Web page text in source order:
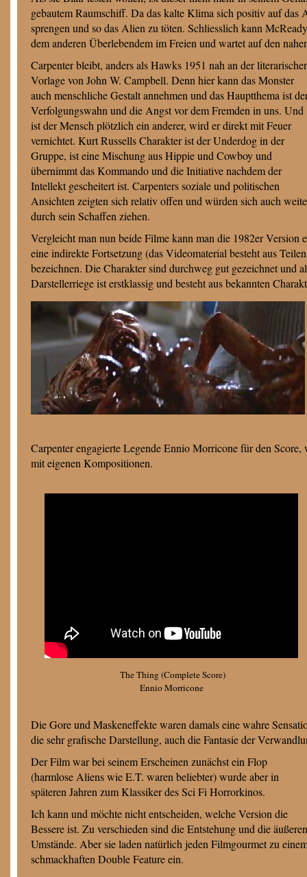
gebautem Raumschiff. Da das kalte Klima sich positiv auf das
sprengen und so das Alien zu töten. Schliesslich kann
dem anderen Überlebendem im Freien und wartet auf den
Carpenter bleibt, anders als Hawks 1951 nah an der
Vorlage von John W. Campbell. Denn hier kann das Monster
auch menschliche Gestalt annehmen und das Hauptthema ist
Verfolgungswahn und die Angst vor dem Fremden in uns. Und
ist der Mensch plötzlich ein anderer, wird er direkt mit Feuer
vernichtet. Kurt Russells Charakter ist der Underdog in der
Gruppe, ist eine Mischung aus Hippie und Cowboy und
übernimmt das Kommando und die Initiative nachdem der
Intellekt gescheitert ist. Carpenters soziale und politischen
Ansichten zeigten sich relativ offen und würden sich auch
durch sein Schaffen ziehen.
Vergleicht man nun beide Filme kann man die 1982er Version
eine indirekte Fortsetzung (das Videomaterial besteht aus
bezeichnen. Die Charakter sind durchweg gut gezeichnet und
Darstellerriege ist erstklassig und besteht aus bekannten
Carpenter engagierte Legende Ennio Morricone für den
mit eigenen Kompositionen.
The Thing (Complete Score)
Ennio Morricone
Die Gore und Maskeneffekte waren damals eine wahre
die sehr grafische Darstellung, auch die Fantasie der
Der Film war bei seinem Erscheinen zunächst ein Flop
(harmlose Aliens wie E.T. waren beliebter) wurde aber in
späteren Jahren zum Klassiker des Sci Fi Horrorkinos.
Ich kann und möchte nicht entscheiden, welche Version die
Bessere ist. Zu verschieden sind die Entstehung und die äußeren
Umstände. Aber sie laden natürlich jeden Filmgourmet zu
schmackhaften Double Feature ein.